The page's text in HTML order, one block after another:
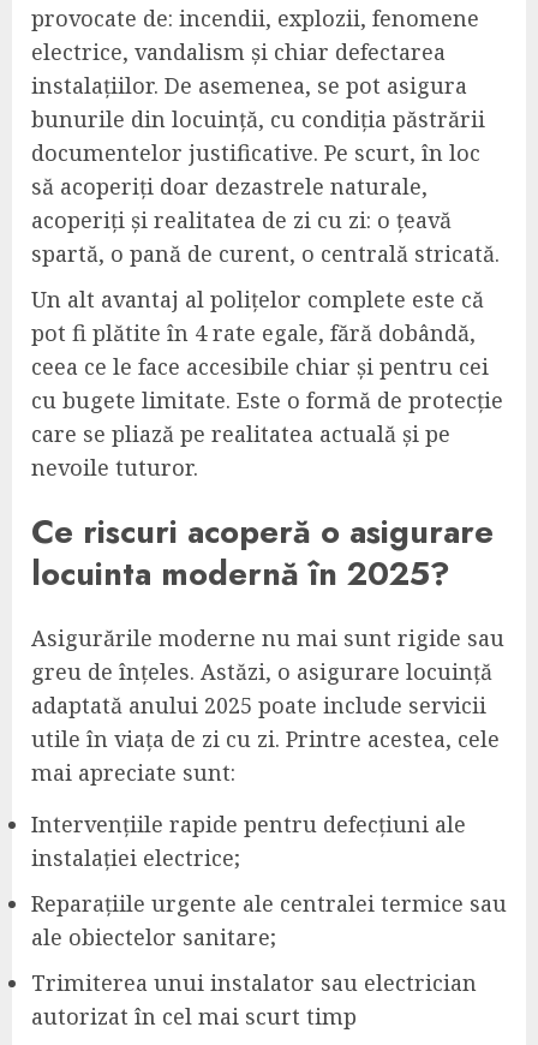
provocate de: incendii, explozii, fenomene
electrice, vandalism și chiar defectarea
instalațiilor. De asemenea, se pot asigura
bunurile din locuință, cu condiția păstrării
documentelor justificative. Pe scurt, în loc
să acoperiți doar dezastrele naturale,
acoperiți și realitatea de zi cu zi: o țeavă
spartă, o pană de curent, o centrală stricată.
Un alt avantaj al polițelor complete este că
pot fi plătite în 4 rate egale, fără dobândă,
ceea ce le face accesibile chiar și pentru cei
cu bugete limitate. Este o formă de protecție
care se pliază pe realitatea actuală și pe
nevoile tuturor.
Ce riscuri acoperă o asigurare
locuinta modernă în 2025?
Asigurările moderne nu mai sunt rigide sau
greu de înțeles. Astăzi, o asigurare locuință
adaptată anului 2025 poate include servicii
utile în viața de zi cu zi. Printre acestea, cele
mai apreciate sunt:
Intervențiile rapide pentru defecțiuni ale
instalației electrice;
Reparațiile urgente ale centralei termice sau
ale obiectelor sanitare;
Trimiterea unui instalator sau electrician
autorizat în cel mai scurt timp